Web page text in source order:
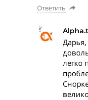
Ответить
легко